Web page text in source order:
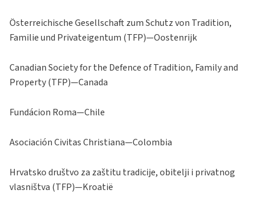
Österreichische Gesellschaft zum Schutz von Tradition,
Familie und Privateigentum (TFP)—Oostenrijk
Canadian Society for the Defence of Tradition, Family and
Property (TFP)—Canada
Fundácion Roma—Chile
Asociación Civitas Christiana—Colombia
Hrvatsko društvo za zaštitu tradicije, obitelji i privatnog
vlasništva (TFP)—Kroatië